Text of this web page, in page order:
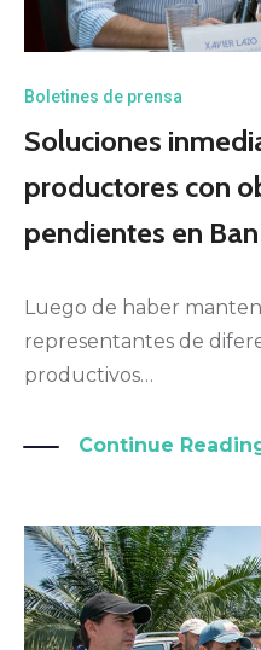
Boletines de prensa
Soluciones
productores con
pendientes en
Luego de haber
representantes de
productivos…
Continue